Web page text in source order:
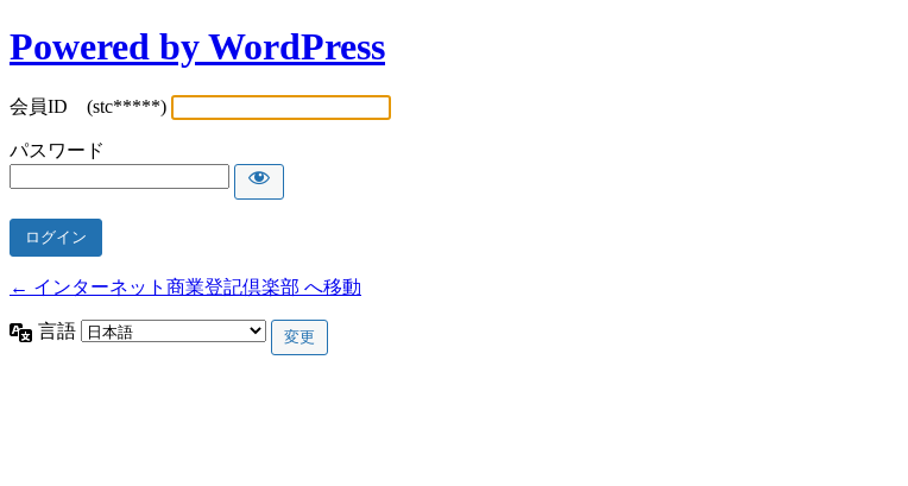
Powered by WordPress
会員ID (stc*****)
パスワード
← インターネット商業登記倶楽部 へ移動
言語